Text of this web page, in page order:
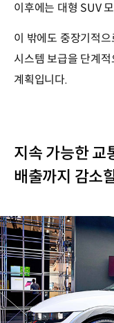
이후에는 대형 SUV
이 밖에도 중장기적
시스템 보급을 단계
계획입니다.
지속 가능한 교
배출까지 감소